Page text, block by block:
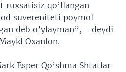
ruxsatisiz qo’llangan
suvereniteti poymol
deb o’ylayman”, - deydi
Oxanlon.
Esper Qo’shma Shtatlar